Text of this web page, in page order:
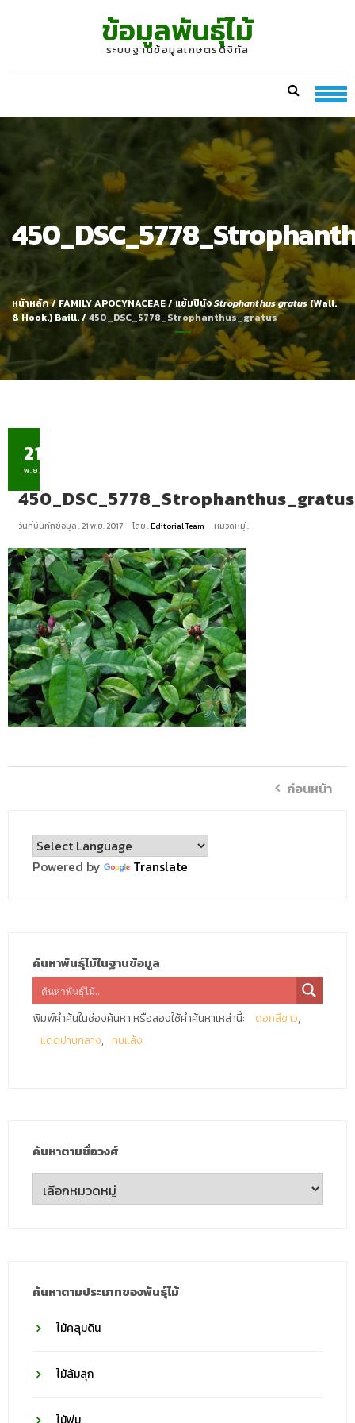
ข้อมูลพันธุ์ไม้
ระบบฐานข้อมูลเกษตรดิจิทัล
หน้าหลัก/FAMILY APOCYNACEAE/ แย้มปีนังStrophanthus gratus(Wall.
& Hook.) Baill./ 450_DSC_5778_Strophanthus_gratus
21
พ.ย.
450_DSC_5778_Strophanthus_gratus
วันที่บันทึกข้อมูล : 21 พ.ย. 2017 โดย :Editorial Team หมวดหมู่ :
ก่อนหน้า
Powered by Translate
ค้นหาพันธุ์ไม้ในฐานข้อมูล
พิมพ์คำค้นในช่องค้นหา หรือลองใช้คำค้นหาเหล่านี้:
ดอกสีขาว
แดดปานกลาง
ทนแล้ง
ค้นหาตามชื่อวงศ์
ค้นหา
ตาม
ค้นหาตามประเภทของพันธุ์ไม้
ไม้คลุมดิน
ไม้ล้มลุก